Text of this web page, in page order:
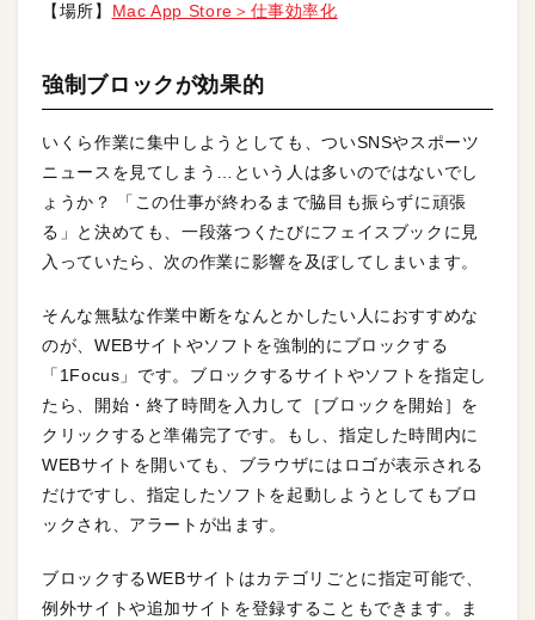
【場所】 Mac App Store＞仕事効率化
強制ブロックが効果的
いくら作業に集中しようとしても、ついSNSやスポーツ
ニュースを見てしまう…という人は多いのではないでし
ょうか？ 「この仕事が終わるまで脇目も振らずに頑張
る」と決めても、一段落つくたびにフェイスブックに見
入っていたら、次の作業に影響を及ぼしてしまいます。
そんな無駄な作業中断をなんとかしたい人におすすめな
のが、WEBサイトやソフトを強制的にブロックする
「1Focus」です。ブロックするサイトやソフトを指定し
たら、開始・終了時間を入力して［ブロックを開始］を
クリックすると準備完了です。もし、指定した時間内に
WEBサイトを開いても、ブラウザにはロゴが表示される
だけですし、指定したソフトを起動しようとしてもブロ
ックされ、アラートが出ます。
ブロックするWEBサイトはカテゴリごとに指定可能で、
例外サイトや追加サイトを登録することもできます。ま